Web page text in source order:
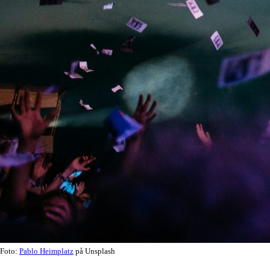
Foto: Pablo Heimplatz på Unsplash